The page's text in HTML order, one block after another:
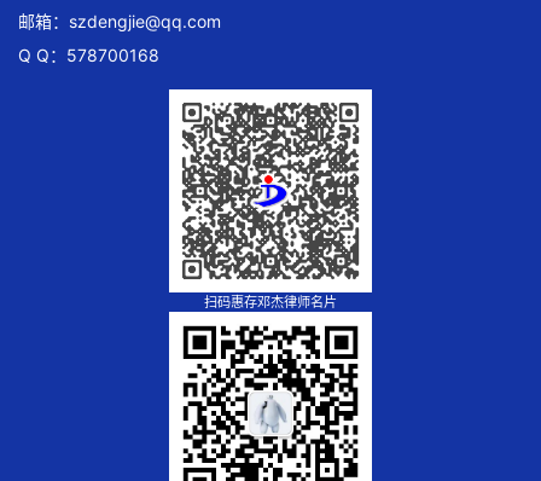
邮箱： szdengjie@qq.com
Q Q：578700168
扫码惠存邓杰律师名片